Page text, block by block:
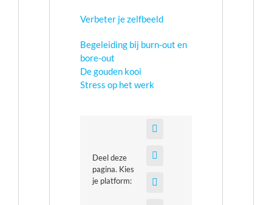
Verbeter je zelfbeeld
Begeleiding bij burn-out en
bore-out
De gouden kooi
Stress op het werk
Deel deze
pagina. Kies
je platform: